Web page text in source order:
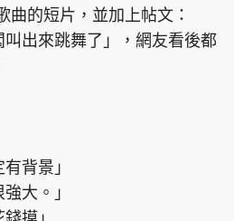
曲的短片，並加上帖文：
叫出來跳舞了」，網友看後都
背景」
大。」